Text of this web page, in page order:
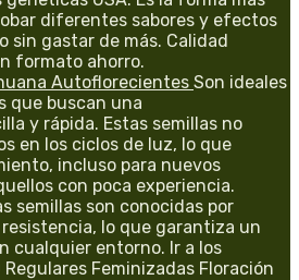
diferentes sabores y efectos
sin gastar de más. Calidad
formato ahorro.
Autoflorecientes Son ideales
que buscan una
y rápida. Estas semillas no
en los ciclos de luz, lo que
incluso para nuevos
con poca experiencia.
semillas son conocidas por
lo que garantiza un
cualquier entorno. Ir a los
Feminizadas Floración